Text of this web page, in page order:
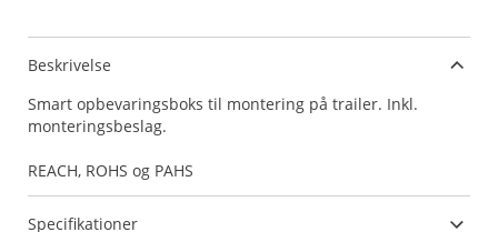
Beskrivelse
Smart opbevaringsboks til montering på trailer. Inkl.
monteringsbeslag.
REACH, ROHS og PAHS
Specifikationer